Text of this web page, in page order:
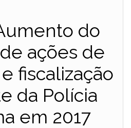
do
ações de
fiscalização
da Polícia
em 2017